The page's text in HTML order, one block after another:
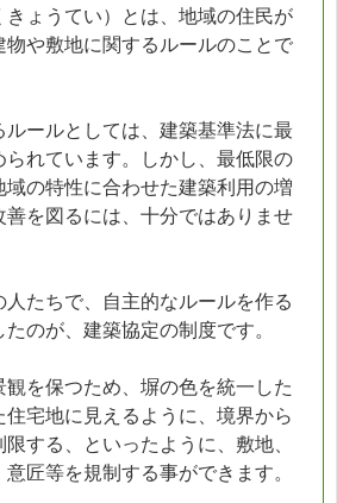
きょうてい）とは、地域の住民が
物や敷地に関するルールのことで
ールとしては、建築基準法に最
られています。しかし、最低限の
域の特性に合わせた建築利用の増
善を図るには、十分ではありませ
たちで、自主的なルールを作る
のが、建築協定の制度です。
を保つため、塀の色を統一した
住宅地に見えるように、境界から
する、といったように、敷地、
匠等を規制する事ができます。